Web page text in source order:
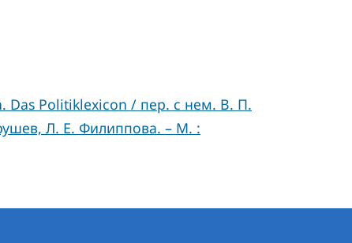
Das Politiklexicon / пер. с нем. В. П.
Л. Е. Филиппова. – М. :